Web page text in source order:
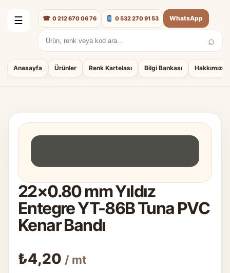
☰
Anasayfa Ürünler Renk Kartelası Bilgi Bankası Hakkımızda
Arama: ⌕
☎ 0 212 670 06 76 0 532 270 91 53 WhatsApp
22×0.80 mm Yıldız
Entegre YT-86B Tuna PVC
Kenar Bandı
₺4,20 / mt